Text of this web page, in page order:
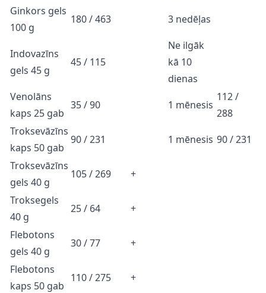
Ginkors gels
100 g
180 / 463 3 nedēļas
Indovazīns
gels 45 g
45 / 115
Ne ilgāk
kā 10
dienas
Venolāns
kaps 25 gab
35 / 90 1 mēnesis
112 /
288
Troksevāzīns
kaps 50 gab
90 / 231 1 mēnesis 90 / 231
Troksevāzīns
gels 40 g
105 / 269
+
Troksegels
40 g
25 / 64
+
Flebotons
gels 40 g
30 / 77
+
Flebotons
kaps 50 gab
110 / 275 +